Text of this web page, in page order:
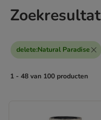
delete:Natural Paradise
1 - 48 van 100 producten